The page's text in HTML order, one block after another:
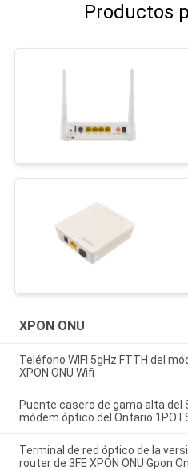
Productos
XPON ONU
Teléfono WIFI 5gHz FTTH del
XPON ONU Wifi
Puente casero de gama alta del
módem óptico del Ontario
Terminal de red óptico de la
router de 3FE XPON ONU Gpon